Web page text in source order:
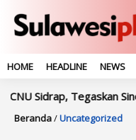
HOME HEADLINE NEWS
Tegaskan Sinergi
Beranda/Uncategorized